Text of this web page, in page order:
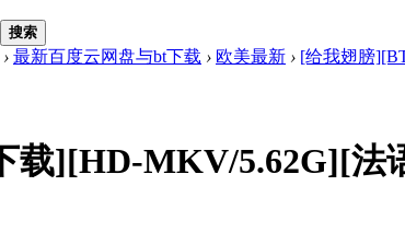
搜索
› 最新百度云网盘与bt下载 › 欧美最新 › [给我翅膀
载][HD-MKV/5.62G][法